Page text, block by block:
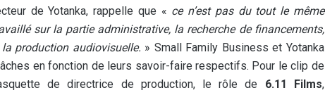
de Yotanka, rappelle que « ce n’est pas du tout le même
sur la partie administrative, la recherche de financements,
production audiovisuelle. » Small Family Business et Yotanka
en fonction de leurs savoir-faire respectifs. Pour le clip de
de directrice de production, le rôle de 6.11 Films,